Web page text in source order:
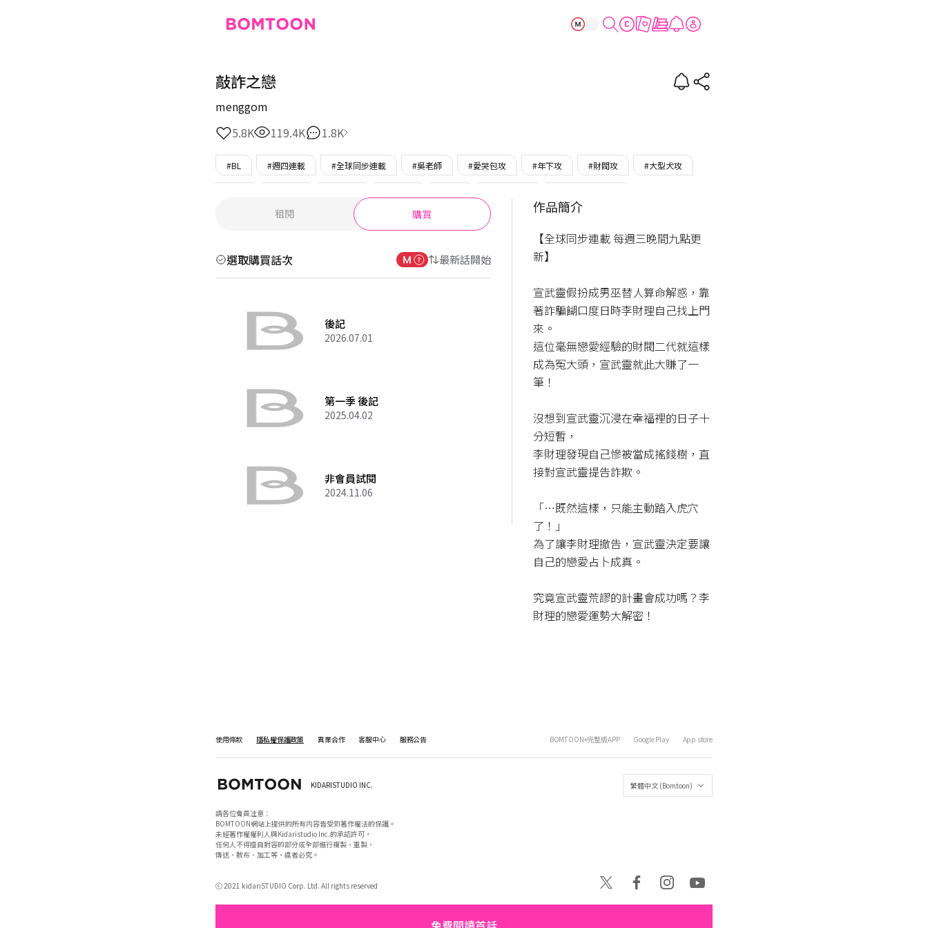
敲詐之戀
menggom
5.8K
119.4K 1.8K
#BL #週四連載 #全球同步連載 #吳老師 #愛哭包攻 #年下攻 #財閥攻 #大型犬攻
租閱 購買
選取購買話次 最新話開始
後記
2026.07.01
第一季 後記
2025.04.02
非會員試閱
2024.11.06
作品簡介
【全球同步連載 每週三晚間九點更
新】
宣武靈假扮成男巫替人算命解惑，靠
著詐騙餬口度日時李財理自己找上門
來。
這位毫無戀愛經驗的財閥二代就這樣
成為冤大頭，宣武靈就此大賺了一
筆！
沒想到宣武靈沉浸在幸福裡的日子十
分短暫，
李財理發現自己慘被當成搖錢樹，直
接對宣武靈提告詐欺。
「…既然這樣，只能主動踏入虎穴
了！」
為了讓李財理撤告，宣武靈決定要讓
自己的戀愛占卜成真。
究竟宣武靈荒謬的計畫會成功嗎？李
財理的戀愛運勢大解密！
使用條款 隱私權保護政策 異業合作 客服中心 服務公告 BOMTOON+完整版APP Google Play App store
繁體中文 (Bomtoon)
KIDARISTUDIO INC.
請各位會員注意：
BOMTOON網站上提供的所有内容皆受到著作權法的保護。
未經著作權權利人與Kidaristudio Inc.的承認許可，
任何人不得擅自對容的部分或全部進行複製、重製、
傳送、散布、加工等，違者必究。
ⓒ 2021 kidariSTUDIO Corp. Ltd. All rights reserved